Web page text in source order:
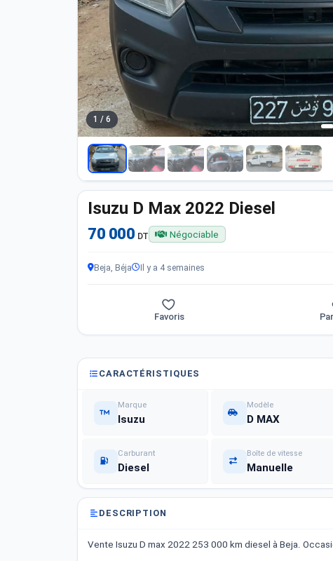
1 / 6
Isuzu D Max 2022 Diesel
70 000 DT Négociable
Beja, Béja Il y a 4 semaines
Favoris
CARACTÉRISTIQUES
Marque
Isuzu
Modèle
D MAX
Carburant
Diesel
Boîte de vitesse
Manuelle
DESCRIPTION
Vente Isuzu D max 2022 253 000 km diesel à Beja.